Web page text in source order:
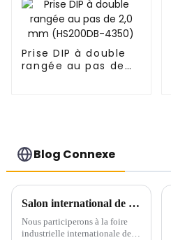
Prise DIP à double
rangée au pas de
Blog Connexe
Salon international de l'industrie de Chine du Sud
Nous participerons à la foire
industrielle internationale de